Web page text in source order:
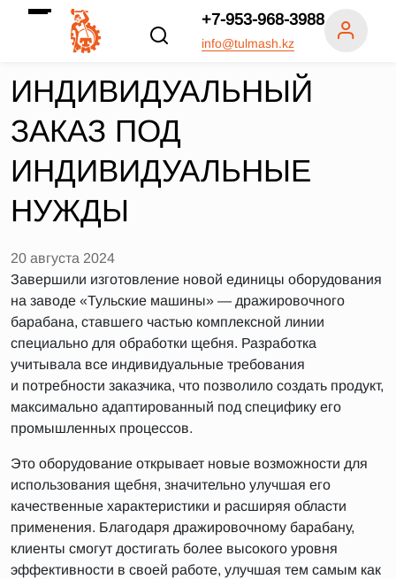
+7-953-968-3988
info@tulmash.kz
ИНДИВИДУАЛЬНЫЙ
ЗАКАЗ ПОД
ИНДИВИДУАЛЬНЫЕ
НУЖДЫ
20 августа 2024
Завершили изготовление новой единицы оборудования
на заводе «Тульские машины» — дражировочного
барабана, ставшего частью комплексной линии
специально для обработки щебня. Разработка
учитывала все индивидуальные требования
и потребности заказчика, что позволило создать продукт,
максимально адаптированный под специфику его
промышленных процессов.
Это оборудование открывает новые возможности для
использования щебня, значительно улучшая его
качественные характеристики и расширяя области
применения. Благодаря дражировочному барабану,
клиенты смогут достигать более высокого уровня
эффективности в своей работе, улучшая тем самым как